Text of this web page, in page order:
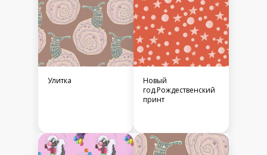
Улитка
Новый
год.Рождественский
принт